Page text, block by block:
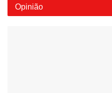
Opinião